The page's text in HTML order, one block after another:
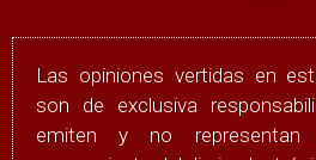
Las opiniones vertidas en
son de exclusiva
emiten y no representan